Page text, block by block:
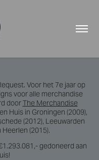
Voor het 7e jaar op
voor alle merchandise
doorThe Merchandise
Huis in Groningen (2009),
(2012), Leeuwarden
Heerlen (2015).
gedoneerd aan